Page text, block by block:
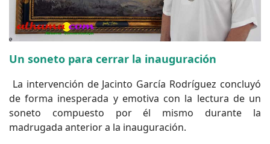
Un soneto para cerrar la inauguración
La intervención de Jacinto García Rodríguez concluyó
de forma inesperada y emotiva con la lectura de un
soneto compuesto por él mismo durante la
madrugada anterior a la inauguración.